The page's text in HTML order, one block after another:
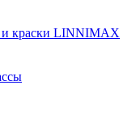
краски LINNIMAX